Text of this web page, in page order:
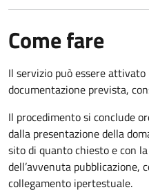
Come fare
Il servizio può essere
documentazione prevista,
Il procedimento si conclude
dalla presentazione della
sito di quanto chiesto e con
dell’avvenuta pubblicazione,
collegamento ipertestuale.